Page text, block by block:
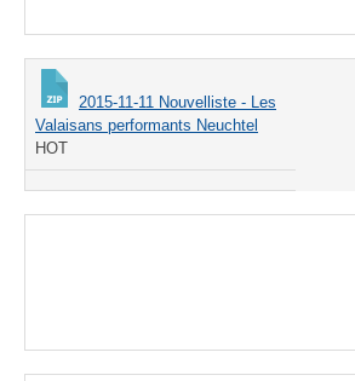
2015-11-11 Nouvelliste - Les
Valaisans performants Neuchtel
HOT